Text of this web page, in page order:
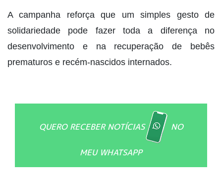
A campanha reforça que um simples gesto de
solidariedade pode fazer toda a diferença no
desenvolvimento e na recuperação de bebês
prematuros e recém-nascidos internados.
QUERO RECEBER NOTÍCIAS NO
MEU WHATSAPP